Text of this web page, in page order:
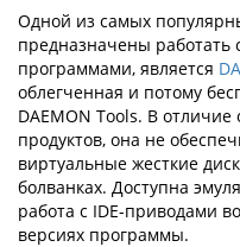
Одной из самых
предназначены работать
программами, является
облегченная и потому
DAEMON Tools. В
продуктов, она не
виртуальные жесткие
болванках. Доступна
работа с IDE-приводами
версиях программы.